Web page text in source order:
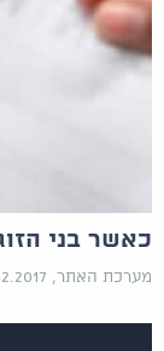
כאשר בני
מערכת האתר, 19.02.2017